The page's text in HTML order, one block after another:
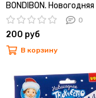
BONDIBON. Новогодняя
цветная гравюра 0
200 руб
В корзину